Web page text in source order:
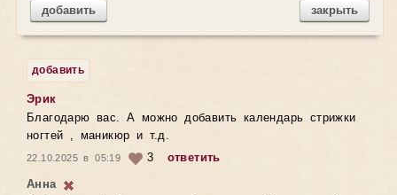
добавить закрыть
добавить
Эрик
Благодарю вас. А можно добавить календарь стрижки
ногтей , маникюр и т.д.
22.10.2025 в 05:19 3
ответить
Анна